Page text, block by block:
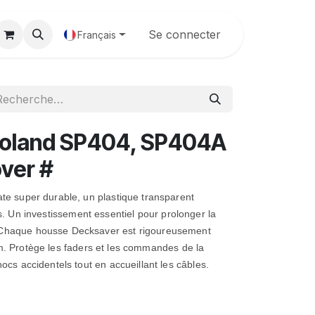
Galerie Français Se connecter
SP404, SP404A
#
super durable, un plastique transparent
Un investissement essentiel pour prolonger la
housse Decksaver est rigoureusement
Protège les faders et les commandes de la
accidentels tout en accueillant les câbles.